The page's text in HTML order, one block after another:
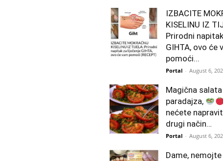
IZBACITE
KISELINU IZ
Prirodni
GIHTA, ovo će
pomoći...
Portal - August 6,
Magična
paradajza,
nećete
drugi način…
Portal - August 6,
Dame,